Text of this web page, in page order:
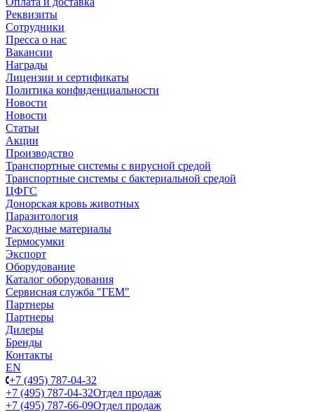
Реквизиты
Сотрудники
Пресса о нас
Вакансии
Награды
Лицензии и сертификаты
Политика конфиденциальности
Новости
Новости
Статьи
Акции
Производство
Транспортные системы с вирусной средой
Транспортные системы с бактериальной средой
ЦФГС
Донорская кровь животных
Паразитология
Расходные материалы
Термосумки
Экспорт
Оборудование
Каталог оборудования
Сервисная служба "ГЕМ"
Партнеры
Партнеры
Дилеры
Бренды
Контакты
EN
+7 (495) 787-04-32
+7 (495) 787-04-32Отдел продаж
+7 (495) 787-66-09Отдел продаж